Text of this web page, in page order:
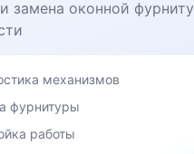
замена оконной
механизмов
фурнитуры
работы